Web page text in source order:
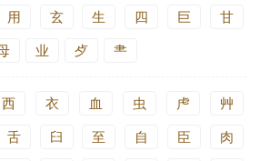
用 玄 生 四 巨 甘
业 歺 ⺻
西 衣 血 虫 虍 艸
舌 臼 至 自 臣 肉